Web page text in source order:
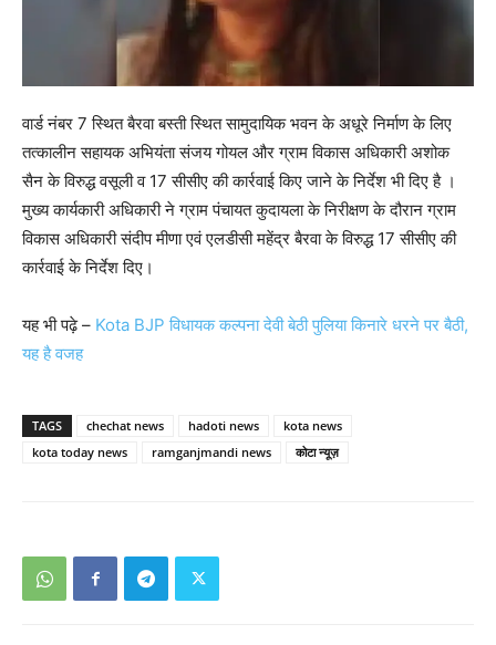
वार्ड नंबर 7 स्थित बैरवा बस्ती स्थित सामुदायिक भवन के अधूरे निर्माण के लिए
तत्कालीन सहायक अभियंता संजय गोयल और ग्राम विकास अधिकारी अशोक
सैन के विरुद्ध वसूली व 17 सीसीए की कार्रवाई किए जाने के निर्देश भी दिए है ।
मुख्य कार्यकारी अधिकारी ने ग्राम पंचायत कुदायला के निरीक्षण के दौरान ग्राम
विकास अधिकारी संदीप मीणा एवं एलडीसी महेंद्र बैरवा के विरुद्ध 17 सीसीए की
कार्रवाई के निर्देश दिए।
यह भी पढ़े – Kota BJP विधायक कल्पना देवी बेठी पुलिया किनारे धरने पर बैठी,
यह है वजह
TAGS chechat news hadoti news
kota news
kota today news
ramganjmandi news कोटा न्यूज़